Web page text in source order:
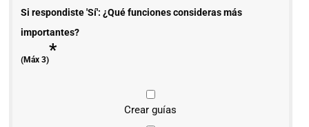
Si respondiste 'Sí': ¿Qué funciones consideras más
importantes?
(Máx 3)*
Crear guías